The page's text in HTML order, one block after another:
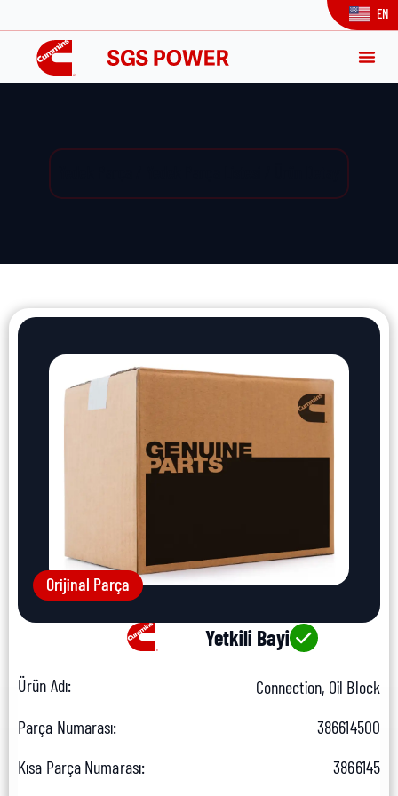
EN
Orijinal Parça
Yetkili Bayi
Ürün Adı:
Connection, Oil Block
Parça Numarası:
386614500
Kısa Parça Numarası:
3866145